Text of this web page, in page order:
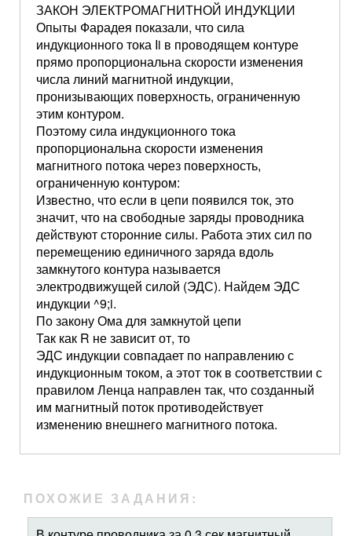
ЗАКОН ЭЛЕКТРОМАГНИТНОЙ ИНДУКЦИИ
Опыты Фарадея показали, что сила
индукционного тока Ii в проводящем контуре
прямо пропорциональна скорости изменения
числа линий магнитной индукции,
пронизывающих поверхность, ограниченную
этим контуром.
Поэтому сила индукционного тока
пропорциональна скорости изменения
магнитного потока через поверхность,
ограниченную контуром:
Известно, что если в цепи появился ток, это
значит, что на свободные заряды проводника
действуют сторонние силы. Работа этих сил по
перемещению единичного заряда вдоль
замкнутого контура называется
электродвижущей силой (ЭДС). Найдем ЭДС
индукции ^9;i.
По закону Ома для замкнутой цепи
Так как R не зависит от, то
ЭДС индукции совпадает по направлению с
индукционным током, а этот ток в соответствии с
правилом Ленца направлен так, что созданный
им магнитный поток противодействует
изменению внешнего магнитного потока.
ПОХОЖИЕ ЗАДАНИЯ: